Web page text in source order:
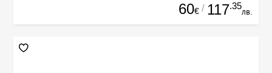
60€ / 117.35
лв.